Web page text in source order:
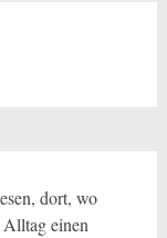
dort, wo
einen